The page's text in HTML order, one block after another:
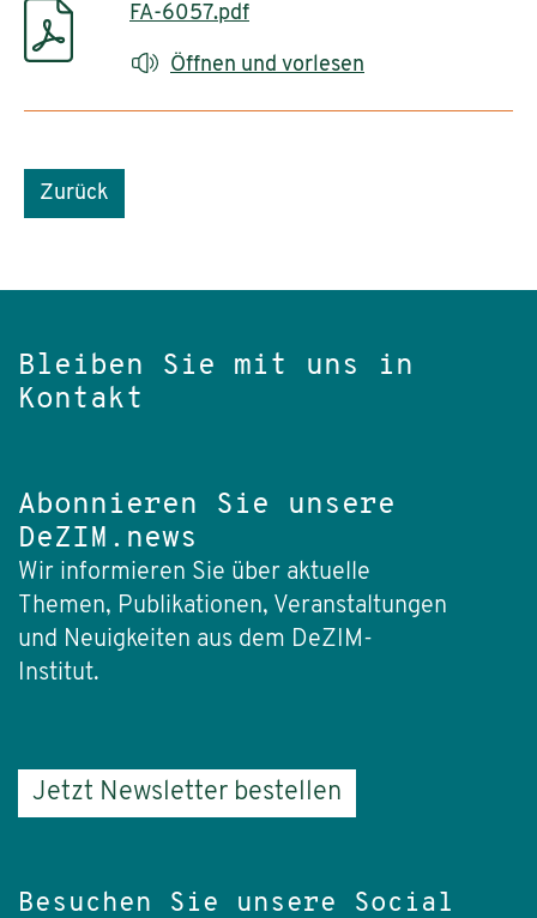
FA-6057.pdf
Öffnen und vorlesen
Zurück
Bleiben Sie mit uns in
Kontakt
Abonnieren Sie unsere
DeZIM.news
Wir informieren Sie über aktuelle
Themen, Publikationen, Veranstaltungen
und Neuigkeiten aus dem DeZIM-
Institut.
Jetzt Newsletter bestellen
Besuchen Sie unsere Social